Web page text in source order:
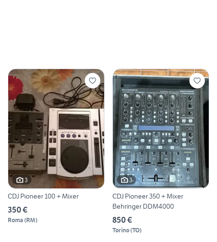
3
CDJ Pioneer 100 + Mixer
350 €
Roma (RM)
3
CDJ Pioneer 350 + Mixer
Behringer DDM4000
850 €
Torino(TO)